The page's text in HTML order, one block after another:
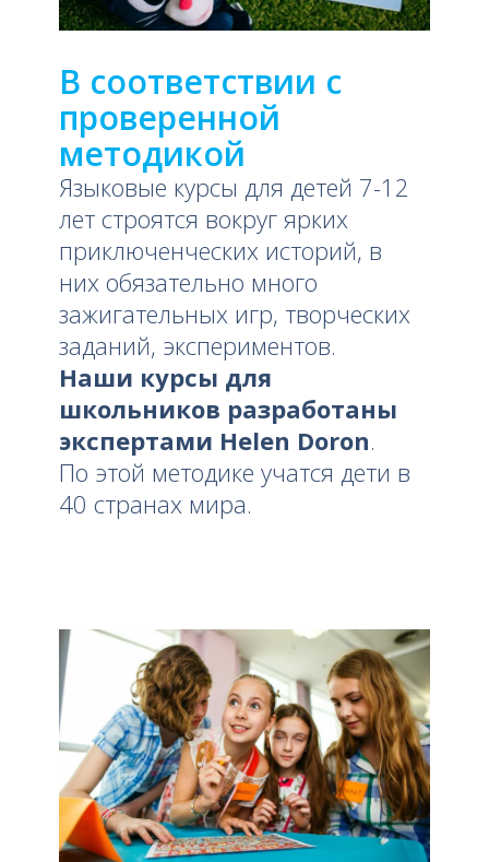
В соответствии с
проверенной
методикой
Языковые курсы для детей 7-12
лет строятся вокруг ярких
приключенческих историй, в
них обязательно много
зажигательных игр, творческих
заданий, экспериментов.
Наши курсы для
школьников разработаны
экспертами Helen Doron.
По этой методике учатся дети в
40 странах мира.